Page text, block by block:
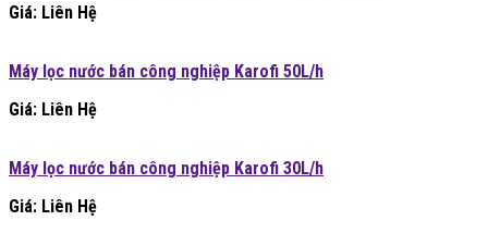
Giá: Liên Hệ
Máy lọc nước bán công nghiệp Karofi 50L/h
Giá: Liên Hệ
Máy lọc nước bán công nghiệp Karofi 30L/h
Giá: Liên Hệ